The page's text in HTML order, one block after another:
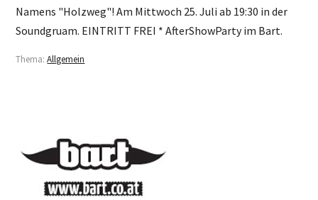
Namens "Holzweg"! Am Mittwoch 25. Juli ab 19:30 in der
Soundgruam. EINTRITT FREI * AfterShowParty im Bart.
Thema:Allgemein